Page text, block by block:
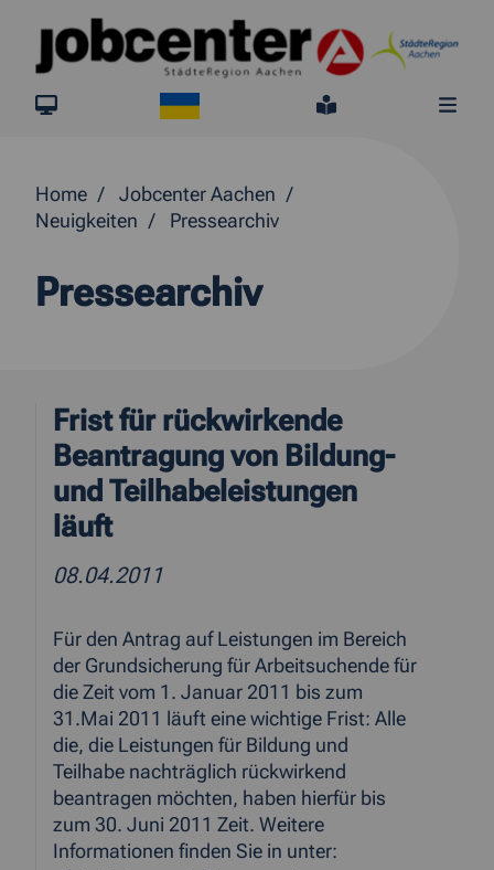
Springe direkt zum Inhalt
jobcenter.digital
Leichte
Home
Jobcenter Aachen
Neuigkeiten
Pressearchiv
Pressearchiv
Frist für rückwirkende
Beantragung von Bildung-
und Teilhabeleistungen
läuft
08.04.2011
Für den Antrag auf Leistungen im Bereich
der Grundsicherung für Arbeitsuchende für
die Zeit vom 1. Januar 2011 bis zum
31.Mai 2011 läuft eine wichtige Frist: Alle
die, die Leistungen für Bildung und
Teilhabe nachträglich rückwirkend
beantragen möchten, haben hierfür bis
zum 30. Juni 2011 Zeit. Weitere
Informationen finden Sie in unter: